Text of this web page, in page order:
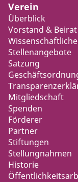
Verein
Überblick
Vorstand & Beirat
Stellenangebote
Satzung
Mitgliedschaft
Spenden
Förderer
Partner
Stiftungen
Stellungnahmen
Historie